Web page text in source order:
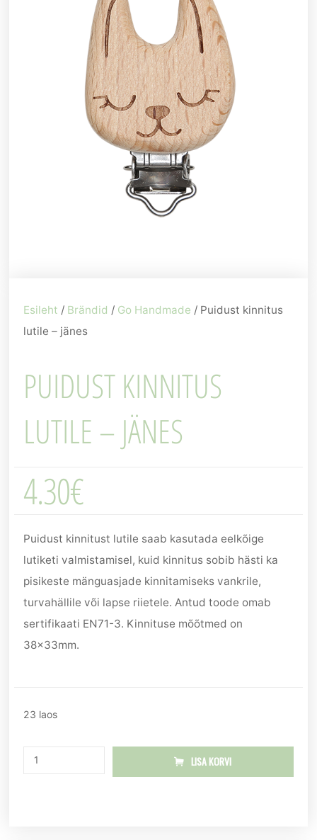
Esileht / Brändid / Go Handmade / Puidust kinnitus
lutile – jänes
PUIDUST KINNITUS
LUTILE – JÄNES
4.30€
Puidust kinnitust lutile saab kasutada eelkõige
lutiketi valmistamisel, kuid kinnitus sobib hästi ka
pisikeste mänguasjade kinnitamiseks vankrile,
turvahällile või lapse riietele. Antud toode omab
sertifikaati EN71-3. Kinnituse mõõtmed on
38x33mm.
23 laos
LISA KORVI